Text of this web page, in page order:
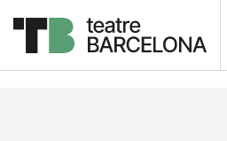
Descripció Fitxa artística